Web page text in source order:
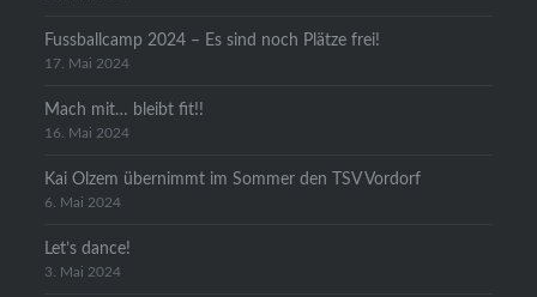
Fussballcamp 2024 – Es sind noch Plätze frei!
17. Mai 2024
Mach mit… bleibt fit!!
16. Mai 2024
Kai Olzem übernimmt im Sommer den TSV Vordorf
6. Mai 2024
Let’s dance!
3. Mai 2024